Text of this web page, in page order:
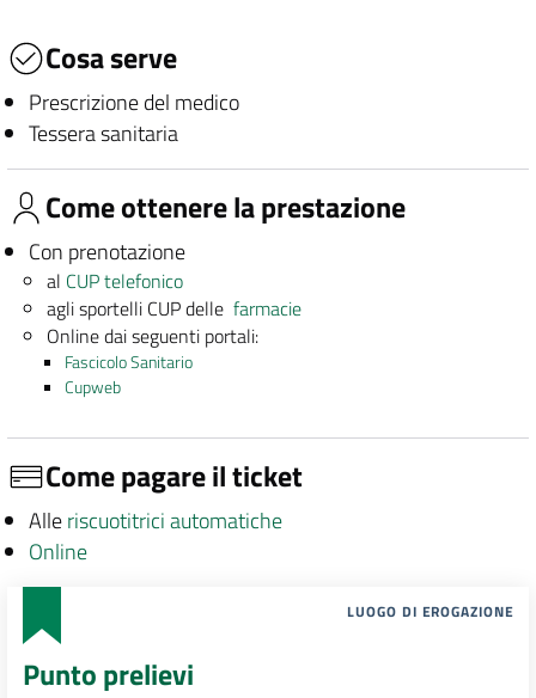
Cosa serve
Prescrizione del medico
Tessera sanitaria
Come ottenere la prestazione
Con prenotazione
al CUP telefonico
agli sportelli CUP dellefarmacie
Online dai seguenti portali:
Fascicolo Sanitario
Cupweb
Come pagare il ticket
Alleriscuotitrici automatiche
Online
LUOGO DI EROGAZIONE
Punto prelievi